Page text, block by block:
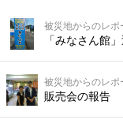
被災地からのレポ
「みなさん館
被災地からのレポ
販売会の報告